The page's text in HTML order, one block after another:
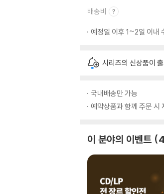
배송비
예정일 이후 1~2일 이내
시리즈의 신상품이
국내배송만 가능
예약상품과 함께 주문 시
이 분야의 이벤트 4